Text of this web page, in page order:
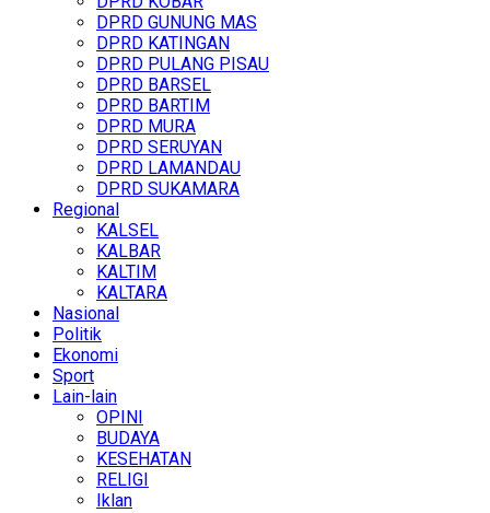
DPRD GUNUNG MAS
DPRD KATINGAN
DPRD PULANG PISAU
DPRD BARSEL
DPRD BARTIM
DPRD MURA
DPRD SERUYAN
DPRD LAMANDAU
DPRD SUKAMARA
Regional
KALSEL
KALBAR
KALTIM
KALTARA
Nasional
Politik
Ekonomi
Sport
Lain-lain
OPINI
BUDAYA
KESEHATAN
RELIGI
Iklan